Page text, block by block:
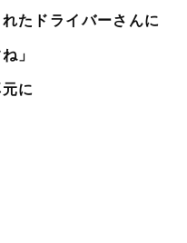
たドライバーさんに
」
に